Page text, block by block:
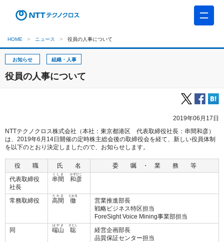
HOME ニュース 役員の人事について
お知らせ 組織・人事
役員の人事について
2019年06月17日
NTTテクノクロス株式会社（本社：東京都港区 代表取締役社長：串間和彦）
は、2019年6月14日開催の定時株主総会後の取締役会を経て、新しい役員体制
を以下のとおり決定しましたので、お知らせします。
役 職 氏 名
委 嘱 ・ 業 務 等
代表取締役
社長
串間
くしま
和彦
かずひこ
常務取締役 高間
たかま
徹
とおる
営業推進部長
戦略ビジネス特区担当
ForeSight Voice Mining事業部担当
同
端山
はやま
聡
さとし
経営企画部長
品質保証センター担当